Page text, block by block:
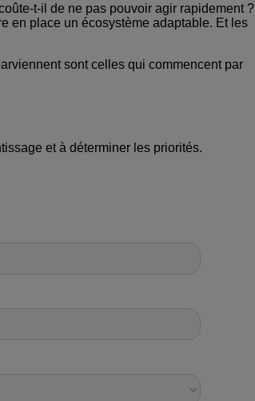
t-il de ne pas pouvoir agir rapidement ?
en place un écosystème adaptable. Et les
sont celles qui commencent par
et à déterminer les priorités.